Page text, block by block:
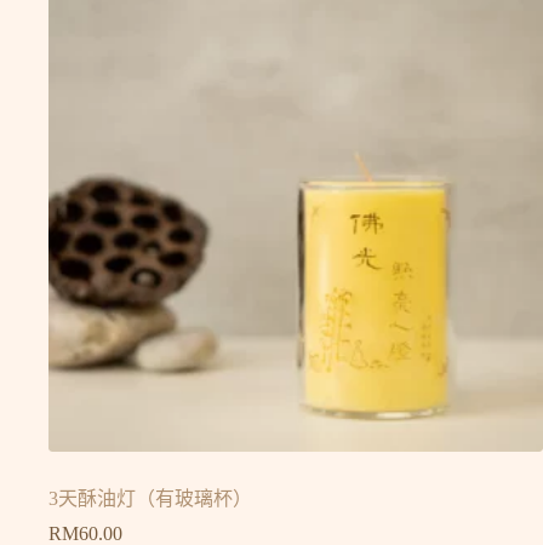
3天酥油灯（有玻璃杯）
RM60.00